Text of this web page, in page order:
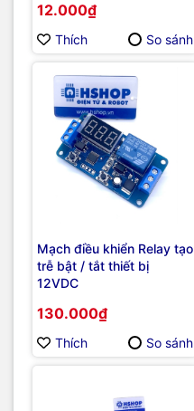
12.000₫
Thích So sánh
Mạch điều khiển Relay tạo
trễ bật / tắt thiết bị
12VDC
130.000₫
Thích So sánh